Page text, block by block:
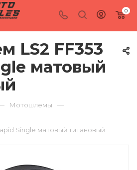
0
LS2 FF353
матовый
Мотошлемы —
Single матовый титановый